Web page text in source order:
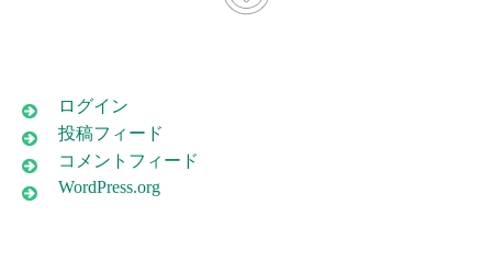
ログイン
投稿フィード
コメントフィード
WordPress.org